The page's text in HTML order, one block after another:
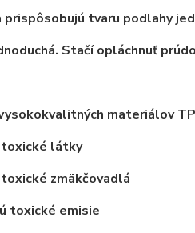
prispôsobujú tvaru podlahy
Stačí opláchnuť
materiálov
toxické látky
zmäkčovadlá
toxické emisie